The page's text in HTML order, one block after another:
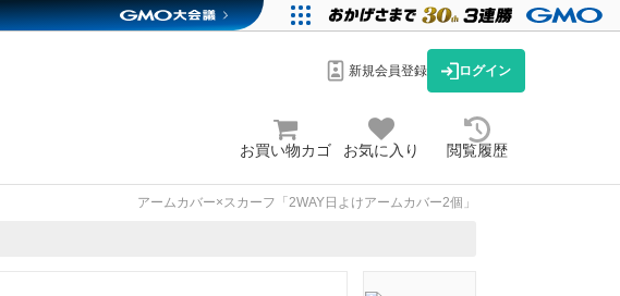
新規会員登録 ログイン
お買い物カゴ お気に入り 閲覧履歴
アームカバー×スカーフ「2WAY日よけアームカバー2個」